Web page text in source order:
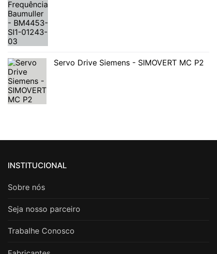
Servo Drive Siemens - SIMOVERT MC P2
INSTITUCIONAL
Sobre nós
Seja nosso parceiro
Trabalhe Conosco